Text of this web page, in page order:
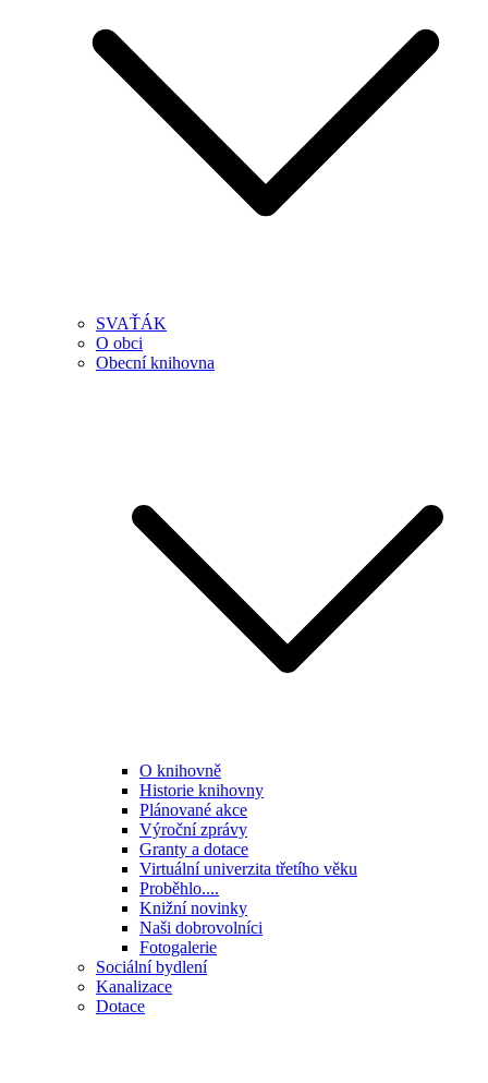
SVAŤÁK
O obci
Obecní knihovna
O knihovně
Historie knihovny
Plánované akce
Výroční zprávy
Granty a dotace
Virtuální univerzita třetího věku
Proběhlo....
Knižní novinky
Naši dobrovolníci
Fotogalerie
Sociální bydlení
Kanalizace
Dotace